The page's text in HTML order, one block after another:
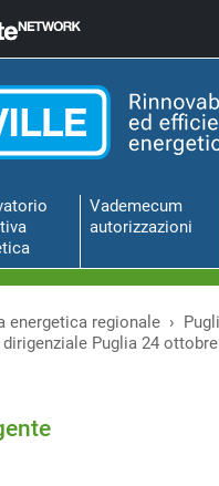
Vademecum
autorizzazioni
energetica regionale
Puglia 24